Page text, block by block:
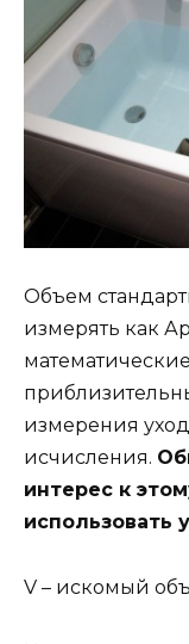
Объем
измерять как
измерения
исчисления.
интерес к
использовать
V – искомый